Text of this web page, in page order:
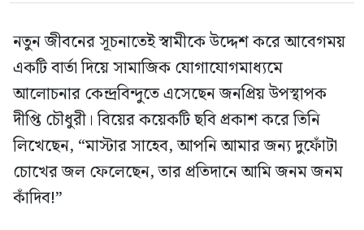
নতুন জীবনের সূচনাতেই স্বামীকে উদ্দেশ করে আবেগময়
একটি বার্তা দিয়ে সামাজিক যোগাযোগমাধ্যমে
আলোচনার কেন্দ্রবিন্দুতে এসেছেন জনপ্রিয় উপস্থাপক
দীপ্তি চৌধুরী। বিয়ের কয়েকটি ছবি প্রকাশ করে তিনি
লিখেছেন, “মাস্টার সাহেব, আপনি আমার জন্য দুফোঁটা
চোখের জল ফেলেছেন, তার প্রতিদানে আমি জনম জনম
কাঁদিব!”